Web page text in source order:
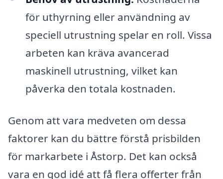
för uthyrning eller användning av
speciell utrustning spelar en roll. Vissa
arbeten kan kräva avancerad
maskinell utrustning, vilket kan
påverka den totala kostnaden.
Genom att vara medveten om dessa
faktorer kan du bättre förstå prisbilden
för markarbete i Åstorp. Det kan också
vara en god idé att få flera offerter från